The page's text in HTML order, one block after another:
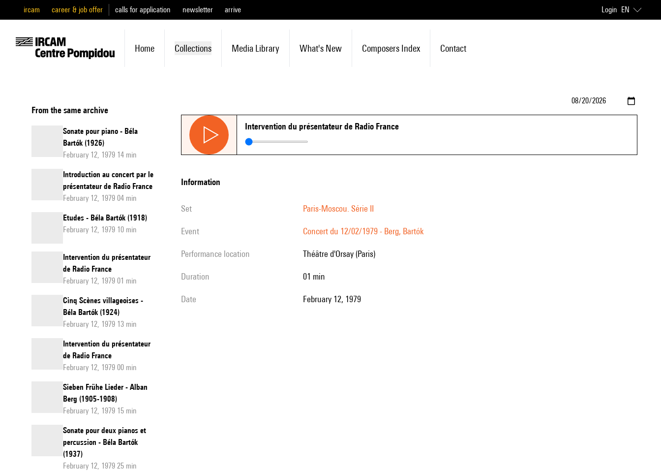
ircam career & job offer calls for application newsletter arrive Login EN
Home Collections Media Library What's New Composers Index Contact
From the same archive
Sonate pour piano - Béla
Bartók (1926)
February 12, 1979 14 min
Introduction au concert par le
présentateur de Radio France
February 12, 1979 04 min
Etudes - Béla Bartók (1918)
February 12, 1979 10 min
Intervention du présentateur
de Radio France
February 12, 1979 01 min
Cinq Scènes villageoises -
Béla Bartók (1924)
February 12, 1979 13 min
Intervention du présentateur
de Radio France
February 12, 1979 00 min
Sieben Frühe Lieder - Alban
Berg (1905-1908)
February 12, 1979 15 min
Sonate pour deux pianos et
percussion - Béla Bartók
(1937)
February 12, 1979 25 min
Intervention du présentateur de Radio France
information
set Paris-Moscou. Série II
event Concert du 12/02/1979 - Berg, Bartók
performance location Théâtre d'Orsay (Paris)
duration 01 min
date February 12, 1979